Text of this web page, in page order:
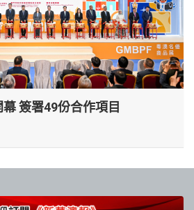
簽署49份合作項目